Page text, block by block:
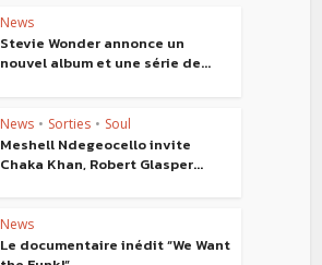
News
Stevie Wonder annonce un
nouvel album et une série de...
News • Sorties • Soul
Meshell Ndegeocello invite
Chaka Khan, Robert Glasper...
News
Le documentaire inédit “We Want